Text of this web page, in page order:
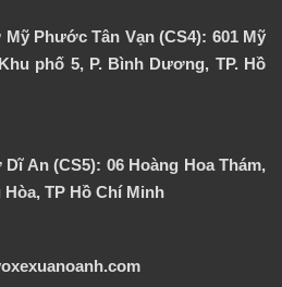
Phước Tân Vạn (CS4): 601 Mỹ
phố 5, P. Bình Dương, TP. Hồ
An (CS5): 06 Hoàng Hoa Thám,
Hòa, TP Hồ Chí Minh